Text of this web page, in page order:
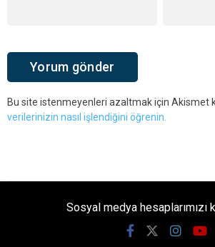
Bu site istenmeyenleri azaltmak için Akismet
verilerinizin nasıl işlendiğini öğrenin.
Sosyal medya hesaplarımızı